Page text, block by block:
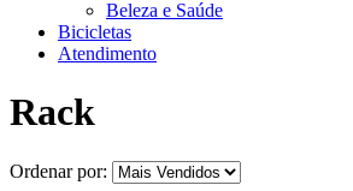
Beleza e Saúde
Bicicletas
Atendimento
Rack
Ordenar por: